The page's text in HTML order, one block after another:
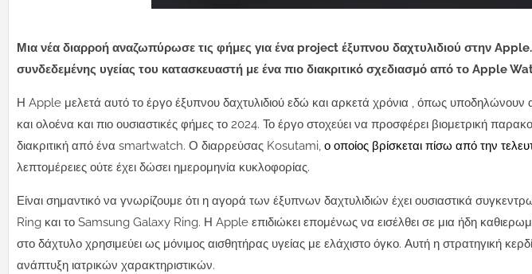
Μια νέα διαρροή αναζωπύρωσε τις φήμες για ένα project έξυπνου δαχτυλιδιού στην
συνδεδεμένης υγείας του κατασκευαστή με ένα πιο διακριτικό σχεδιασμό από το Apple
Η Apple μελετά αυτό το έργο έξυπνου δαχτυλιδιού εδώ και αρκετά χρόνια , όπως υποδηλώνουν
και ολοένα και πιο ουσιαστικές φήμες το 2024. Το έργο στοχεύει να προσφέρει βιομετρική
διακριτική από ένα smartwatch. Ο διαρρεύσας Kosutami, ο οποίος βρίσκεται πίσω από την
λεπτομέρειες ούτε έχει δώσει ημερομηνία κυκλοφορίας.
Είναι σημαντικό να γνωρίζουμε ότι η αγορά των έξυπνων δαχτυλιδιών έχει ουσιαστικά
Ring και το Samsung Galaxy Ring. Η Apple επιδιώκει επομένως να εισέλθει σε μια ήδη
στο δάχτυλο χρησιμεύει ως μόνιμος αισθητήρας υγείας με ελάχιστο όγκο. Αυτή η στρατηγική
ανάπτυξη ιατρικών χαρακτηριστικών.